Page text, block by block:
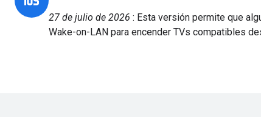
27 de julio de 2026 : Esta versión permite que
Wake-on-LAN para encender TVs compatibles